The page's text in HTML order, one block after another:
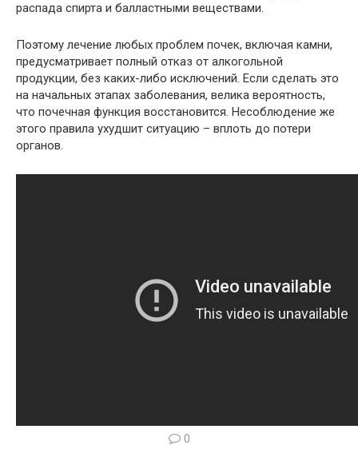
распада спирта и балластными веществами.
Поэтому лечение любых проблем почек, включая камни,
предусматривает полный отказ от алкогольной
продукции, без каких-либо исключений. Если сделать это
на начальных этапах заболевания, велика вероятность,
что почечная функция восстановится. Несоблюдение же
этого правила ухудшит ситуацию – вплоть до потери
органов.
0